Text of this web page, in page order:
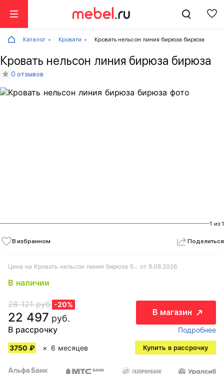
Каталог Кровати Кровать нельсон линия бирюза бирюза
Кровать нельсон линия бирюза бирюза
0 отзывов
1 из 1
В избранном Поделиться
Цена на Кровать нельсон линия бирюза б... от 8.08.2026
В наличии
28 121 руб. -20%
22 497 руб.
В магазин
В рассрочку Подробнее
3750 ₽ 6 месяцев Купить в рассрочку